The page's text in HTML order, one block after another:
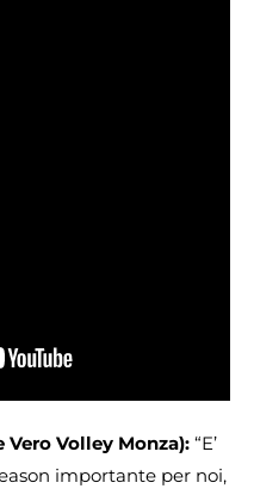
Volley Monza): “E’
importante per noi,